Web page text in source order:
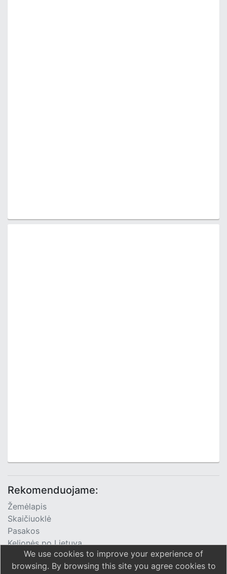
Rekomenduojame:
Žemėlapis
Skaičiuoklė
Pasakos
Kelionės po Lietuvą
TV Programa
We use cookies to improve your experience of
browsing. By browsing this site you agree cookies to